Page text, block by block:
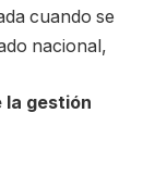
cuando se
nacional,
la gestión